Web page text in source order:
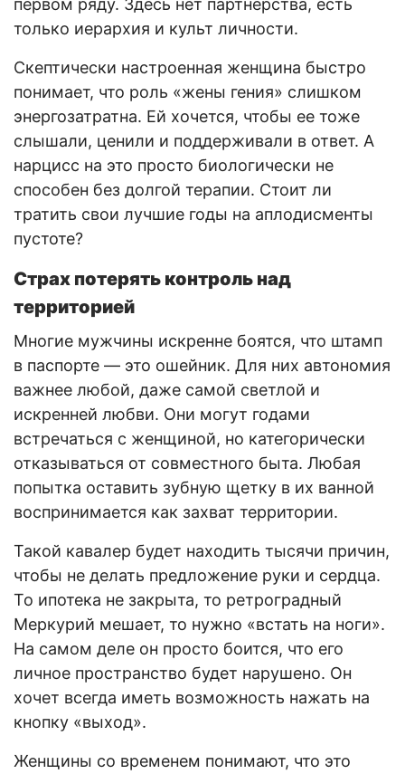
только иерархия и культ личности.
Скептически настроенная женщина быстро
понимает, что роль «жены гения» слишком
энергозатратна. Ей хочется, чтобы ее тоже
слышали, ценили и поддерживали в ответ. А
нарцисс на это просто биологически не
способен без долгой терапии. Стоит ли
тратить свои лучшие годы на аплодисменты
пустоте?
Страх потерять контроль над
территорией
Многие мужчины искренне боятся, что штамп
в паспорте — это ошейник. Для них автономия
важнее любой, даже самой светлой и
искренней любви. Они могут годами
встречаться с женщиной, но категорически
отказываться от совместного быта. Любая
попытка оставить зубную щетку в их ванной
воспринимается как захват территории.
Такой кавалер будет находить тысячи причин,
чтобы не делать предложение руки и сердца.
То ипотека не закрыта, то ретроградный
Меркурий мешает, то нужно «встать на ноги».
На самом деле он просто боится, что его
личное пространство будет нарушено. Он
хочет всегда иметь возможность нажать на
кнопку «выход».
Женщины со временем понимают, что это